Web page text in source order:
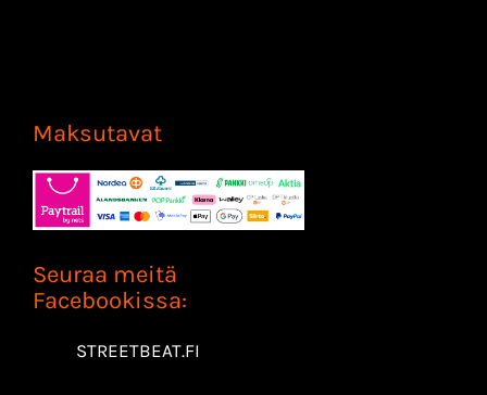
Maksutavat
Seuraa meitä
Facebookissa:
STREETBEAT.FI